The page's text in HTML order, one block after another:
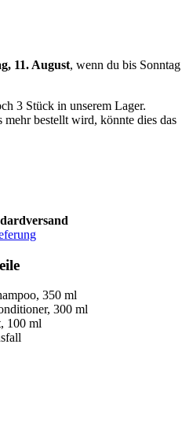
11. August, wenn du bis Sonntag
3 Stück in unserem Lager.
bestellt wird, könnte dies das
350 ml
300 ml
100 ml